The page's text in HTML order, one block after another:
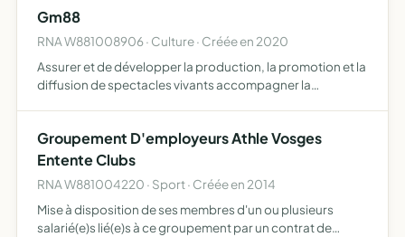
Gm88
RNA W881008906 · Culture · Créée en 2020
Assurer et de développer la production, la promotion et la
diffusion de spectacles vivants accompagner la
réal…
Groupement D'employeurs Athle Vosges
Entente Clubs
RNA W881004220 · Sport · Créée en 2014
Mise à disposition de ses membres d'un ou plusieurs
salarié(e)s lié(e)s à ce groupement par un contrat de